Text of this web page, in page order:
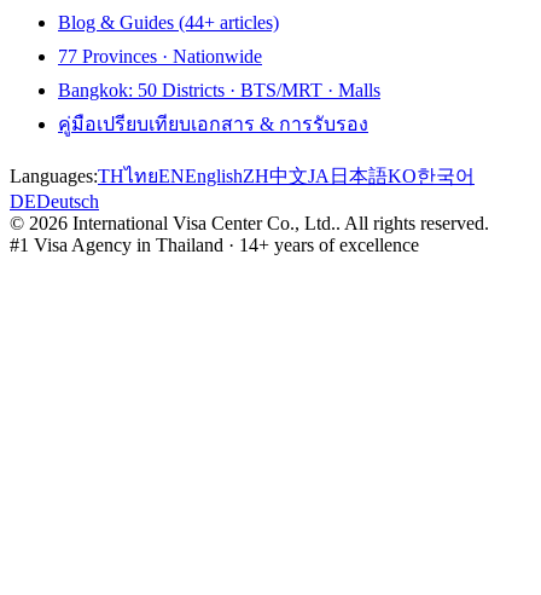
Blog & Guides (44+ articles)
77 Provinces · Nationwide
Bangkok: 50 Districts · BTS/MRT · Malls
คู่มือเปรียบเทียบเอกสาร & การรับรอง
Languages:THไทยENEnglishZH中文JA 日本語KO한국어
DEDeutsch
© 2026 International Visa Center Co., Ltd.. All rights reserved.
#1 Visa Agency in Thailand · 14+ years of excellence